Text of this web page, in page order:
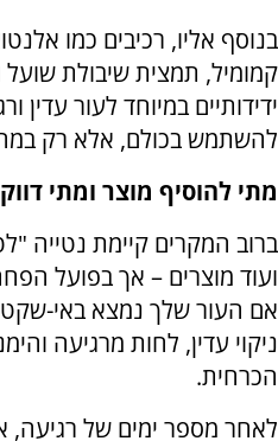
בנוסף אליו, רכיבים כמו
קמומיל, תמצית שיבולת
ידידותיים במיוחד לעור עדין
להשתמש בכולם, אלא רק במה
מתי להוסיף מוצר ומתי
ברוב המקרים קיימת נטייה
ועוד מוצרים – אך בפועל
אם העור שלך נמצא באי-שקט,
ניקוי עדין, לחות מרגיעה
הכרחית.
לאחר מספר ימים של רגיעה,